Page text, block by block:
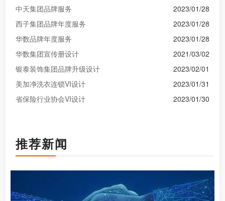
2023/01/28
中天集团品牌服务
2023/01/28
西子集团品牌年度服务
2023/01/28
华数品牌年度服务
2021/03/02
华数集团宣传册设计
2023/02/01
银泰装饰集团品牌升级设计
2023/01/31
美加净洗衣连锁VI设计
2023/01/30
省保险行业协会VI设计
推荐新闻